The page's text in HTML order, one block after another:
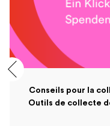
Conseils pour la
Outils de collecte